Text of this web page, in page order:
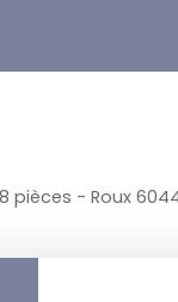
pièces - Roux